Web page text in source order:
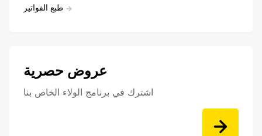
طبع الفواتير
عروض حصرية
اشترك في برنامج الولاء الخاص بنا